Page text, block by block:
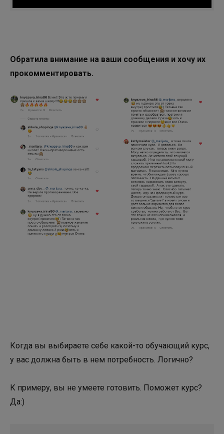
Обратила внимание на ваши сообщения и хочу их
прокомментировать.
Когда вы выбираете себе какой-то обучающий курс,
у вас должна быть в нем потребность. Логично?
К примеру, вы не умеете готовить. Поможет курс?
Да:)